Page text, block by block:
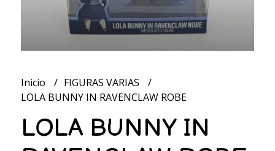
Inicio
FIGURAS VARIAS
LOLA BUNNY IN RAVENCLAW ROBE
LOLA BUNNY IN